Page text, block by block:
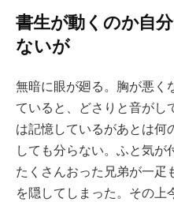
書生が動くのか自
ないが
無暗に眼が廻る。胸が悪く
ていると、どさりと音がし
は記憶しているがあとは何
しても分らない。ふと気が
たくさんおった兄弟が一疋
を隠してしまった。その上